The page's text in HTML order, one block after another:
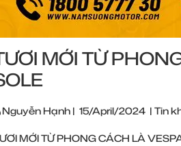
MỚI TỪ
Nguyễn Hạnh | 15/April/2024 | Tin
MỚI TỪ PHONG CÁCH LÀ